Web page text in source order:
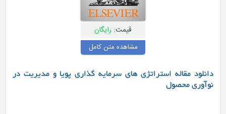
قیمت:رایگان
مشاهده متن کامل
دانلود مقاله استراتژی های سرمایه گذاری پویا و مدیریت در
نوآوری محصول